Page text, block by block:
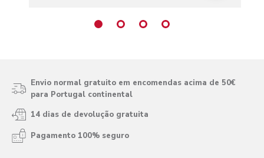
Envio normal gratuito em encomendas acima de 50€
para Portugal continental
14 dias de devolução gratuita
Pagamento 100% seguro